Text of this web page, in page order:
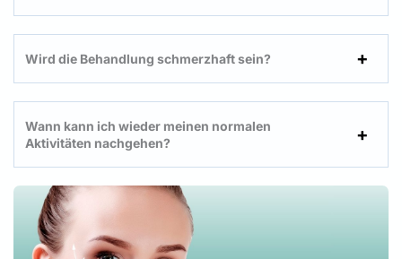
Wird die Behandlung schmerzhaft sein?
Wann kann ich wieder meinen normalen
Aktivitäten nachgehen?